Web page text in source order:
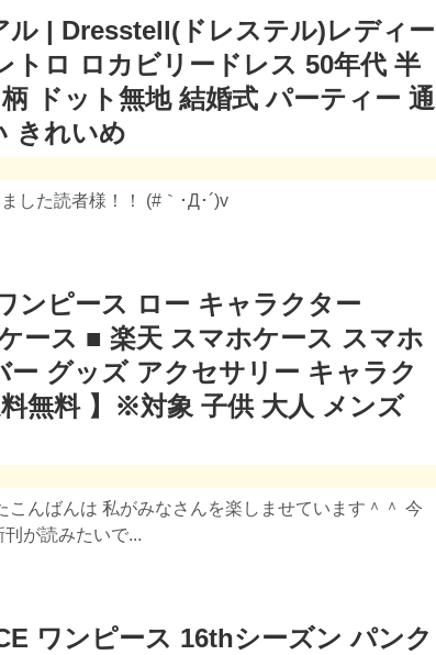
ル | Dresstell(ドレステル)レディー
トロ ロカビリードレス 50年代 半
ドット無地 結婚式 パーティー 通
きれいめ
した読者様！！ (#｀･Д･´)v
ンピース ロー キャラクター
ース ■ 楽天 スマホケース スマホ
グッズ アクセサリー キャラク
無料 】※対象 子供 大人 メンズ
んばんは 私がみなさんを楽しませています＾＾ 今
が読みたいで...
ワンピース 16thシーズン パンク